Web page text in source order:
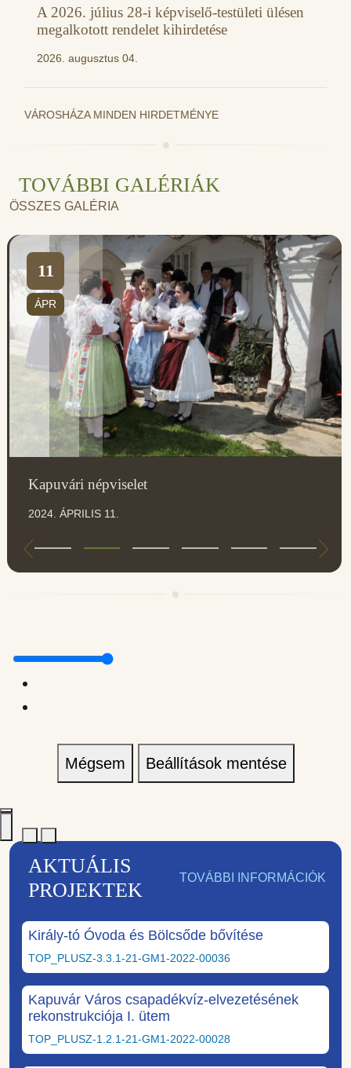
A 2026. július 28-i képviselő-testületi ülésen
megalkotott rendelet kihirdetése
2026. augusztus 04.
VÁROSHÁZA MINDEN HIRDETMÉNYE
TOVÁBBI GALÉRIÁK
ÖSSZES GALÉRIA
11
ÁPR
Kapuvári népviselet
2024. ÁPRILIS 11.
Mégsem Beállítások mentése
AKTUÁLIS
PROJEKTEK
TOVÁBBI INFORMÁCIÓK
Király-tó Óvoda és Bölcsőde bővítése
TOP_PLUSZ-3.3.1-21-GM1-2022-00036
Kapuvár Város csapadékvíz-elvezetésének
rekonstrukciója I. ütem
TOP_PLUSZ-1.2.1-21-GM1-2022-00028